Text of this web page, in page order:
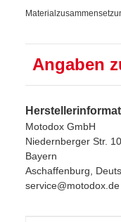
Angaben
Motodox GmbH
Niedernberger Str. 10
Bayern
Aschaffenburg,
service@motodox.de